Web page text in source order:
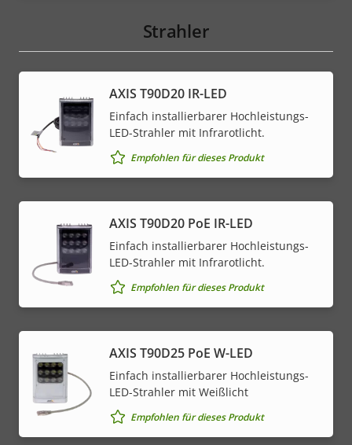
Strahler
AXIS T90D20 IR-LED
Einfach installierbarer Hochleistungs-
LED-Strahler mit Infrarotlicht.
Empfohlen für dieses Produkt
AXIS T90D20 PoE IR-LED
Einfach installierbarer Hochleistungs-
LED-Strahler mit Infrarotlicht.
Empfohlen für dieses Produkt
AXIS T90D25 PoE W-LED
Einfach installierbarer Hochleistungs-
LED-Strahler mit Weißlicht
Empfohlen für dieses Produkt